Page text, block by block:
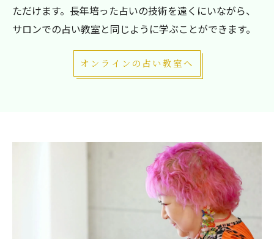
ただけます。長年培った占いの技術を遠くにいながら、
サロンでの占い教室と同じように学ぶことができます。
オンラインの占い教室へ